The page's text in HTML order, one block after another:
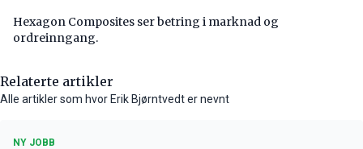
Hexagon Composites ser betring i marknad og
ordreinngang.
Relaterte artikler
Alle artikler som hvor Erik Bjørntvedt er nevnt
NY JOBB